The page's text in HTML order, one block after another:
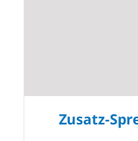
Zusatz-